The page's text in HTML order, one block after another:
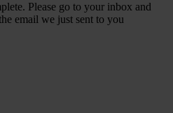
Please go to your inbox and
email we just sent to you